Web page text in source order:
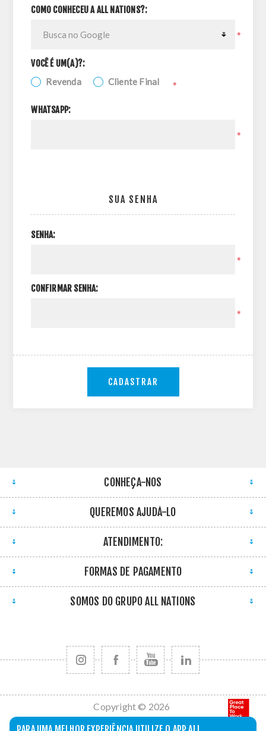
COMO CONHECEU A ALL NATIONS?:
*
VOCÊ É UM(A)?:
Revenda Cliente Final *
WHATSAPP:
*
SUA SENHA
SENHA:
*
CONFIRMAR SENHA:
*
CADASTRAR
CONHEÇA-NOS
QUEREMOS AJUDÁ-LO
ATENDIMENTO:
FORMAS DE PAGAMENTO
SOMOS DO GRUPO ALL NATIONS
Copyright © 2026
All Nations. Todos